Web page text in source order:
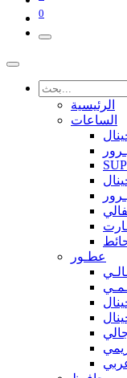
0
الرئيسية
الساعات
عطـور